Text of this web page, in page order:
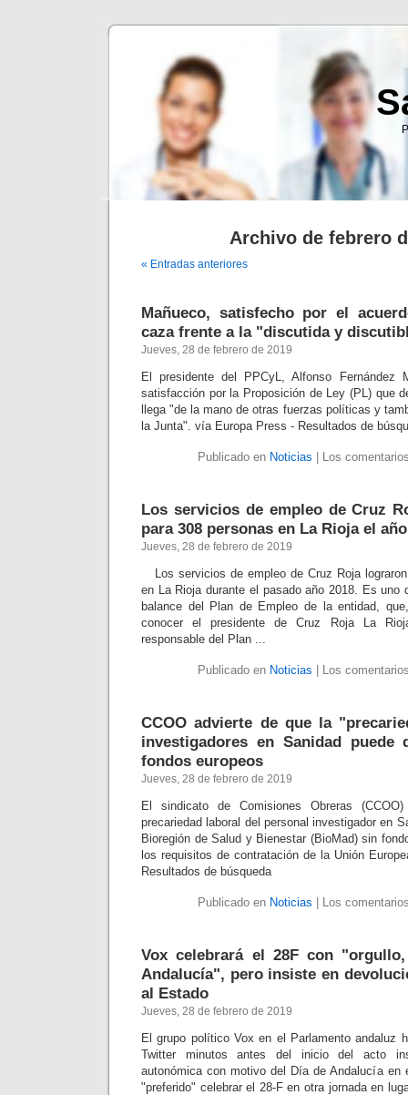
Archivo de febrero
« Entradas anteriores
Mañueco, satisfecho por el
caza frente a la "discutida y
Jueves, 28 de febrero de 2019
El presidente del PPCyL, Alfonso Fernández
satisfacción por la Proposición de Ley (PL) que
llega "de la mano de otras fuerzas políticas y
la Junta". vía Europa Press - Resultados de
Publicado en Noticias Los
Los servicios de empleo de Cruz
para 308 personas en La Rioja el
Jueves, 28 de febrero de 2019
Los servicios de empleo de Cruz Roja
en La Rioja durante el pasado año 2018. Es uno
balance del Plan de Empleo de la entidad,
conocer el presidente de Cruz Roja La
responsable del Plan ...
Publicado en Noticias Los
CCOO advierte de que la
investigadores en Sanidad puede
fondos europeos
Jueves, 28 de febrero de 2019
El sindicato de Comisiones Obreras
precariedad laboral del personal investigador en
Bioregión de Salud y Bienestar (BioMad) sin
los requisitos de contratación de la Unión
Resultados de búsqueda
Publicado en Noticias Los
Vox celebrará el 28F con
Andalucía", pero insiste en
al Estado
Jueves, 28 de febrero de 2019
El grupo político Vox en el Parlamento andaluz
Twitter minutos antes del inicio del acto
autonómica con motivo del Día de Andalucía en
"preferido" celebrar el 28-F en otra jornada en